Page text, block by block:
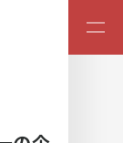
タートアップの学